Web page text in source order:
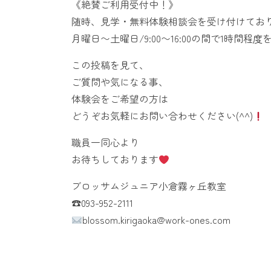
《絶賛ご利用受付中！》
随時、見学・無料体験相談会を受け付けてお
月曜日〜土曜日/9:00〜16:00の間で1時間程度を
この投稿を見て、
ご質問や気になる事、
体験会をご希望の方は
どうぞお気軽にお問い合わせください(^^)
職員一同心より
お待ちしております
ブロッサムジュニア小倉霧ヶ丘教室
☎︎093-952-2111
blossom.kirigaoka@work-ones.com